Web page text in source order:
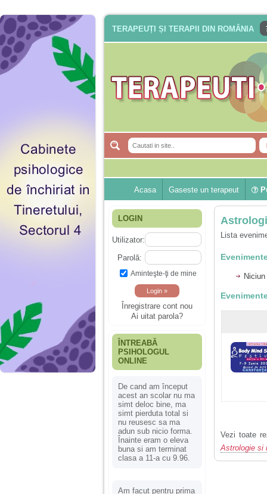
TERAPEUȚI ȘI TERAPII DIN ROMÂNIA
Acasa Gaseste un terapeut
LOGIN
Utilizator:
Parolă:
Aminteşte-ţi de mine
Înregistrare cont nou
Ai uitat parola?
ÎNTREABĂ
PSIHOLOGUL
ONLINE
De cand am început
acest an scolar nu ma
simt deloc bine, ma
simt pierduta total si
nu reusesc sa ma
adun sub nicio forma.
Înainte eram o eleva
buna si am terminat
clasa a 11-a cu 9.96.
Am facut pentru prima
Lista
Vezi toate
Astrologie si